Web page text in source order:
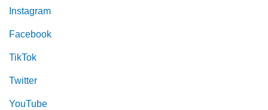
Instagram
Facebook
TikTok
Twitter
YouTube